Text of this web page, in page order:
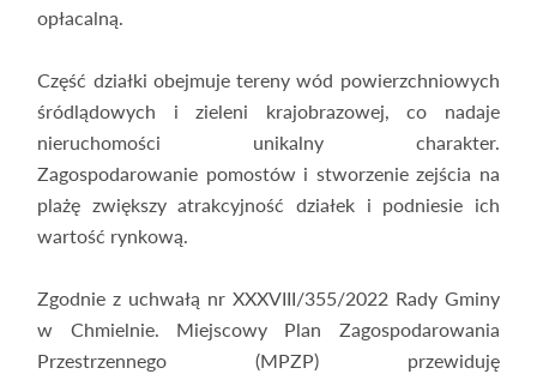
opłacalną.
Część działki obejmuje tereny wód powierzchniowych
śródlądowych i zieleni krajobrazowej, co nadaje
nieruchomości unikalny charakter.
Zagospodarowanie pomostów i stworzenie zejścia na
plażę zwiększy atrakcyjność działek i podniesie ich
wartość rynkową.
Zgodnie z uchwałą nr XXXVIII/355/2022 Rady Gminy
w Chmielnie. Miejscowy Plan Zagospodarowania
Przestrzennego (MPZP) przewiduję